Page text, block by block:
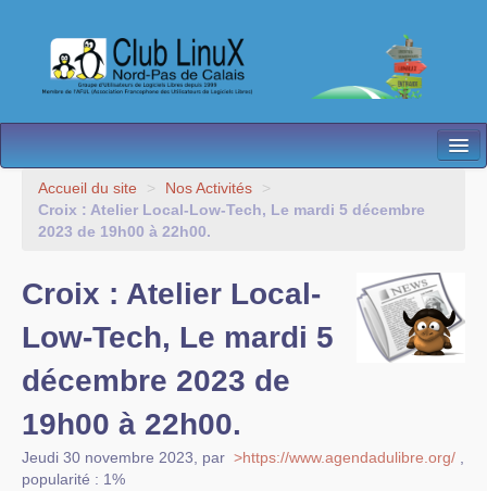
L’Association
Nos Activités
Accueil du site > Nos Activités
>
Croix : Atelier Local-Low-Tech, Le mardi 5 décembre
2023 de 19h00 à 22h00.
Croix : Atelier Local-
Low-Tech, Le mardi 5
décembre 2023 de
19h00 à 22h00.
Jeudi 30 novembre 2023 par >https://www.agendadulibre.org/
popularité : 1%